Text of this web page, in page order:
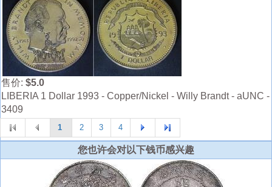
售价: $5.0
LIBERIA 1 Dollar 1993 - Copper/Nickel - Willy Brandt - aUNC -
3409
1 2 3 4
您也许会对以下钱币感兴趣